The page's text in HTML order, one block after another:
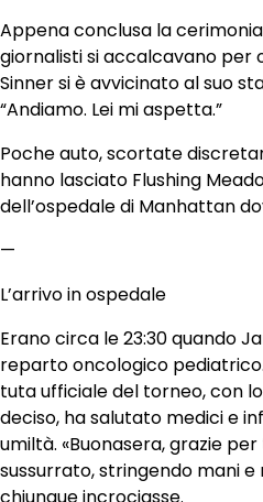
Appena conclusa la
giornalisti si accalcavano
Sinner si è avvicinato al suo
“Andiamo. Lei mi aspetta.”
Poche auto, scortate
hanno lasciato Flushing
dell’ospedale di Manhattan
—
L’arrivo in ospedale
Erano circa le 23:30 quando
reparto oncologico
tuta ufficiale del torneo, con
deciso, ha salutato medici e
umiltà. «Buonasera, grazie
sussurrato, stringendo mani e